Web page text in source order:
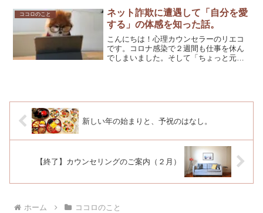
ラーの「感謝ワーク」のワークショップ
に参加したんです。...
ココロのこと
ネット詐欺に遭遇して「自分を愛
する」の体感を知った話。
こんにちは！心理カウンセラーのリエコ
です。コロナ感染で２週間も仕事を休ん
でしまいました。そして「ちょっと元気
新しい年の始まりと、予祝のはなし。
【終了】カウンセリングのご案内（２月）
ホーム ココロのこと